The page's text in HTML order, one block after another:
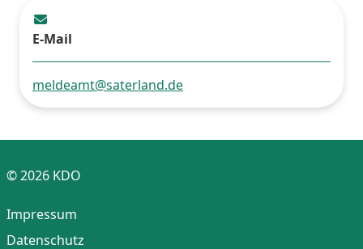
E-Mail
meldeamt@saterland.de
© 2026 KDO
Impressum
Datenschutz